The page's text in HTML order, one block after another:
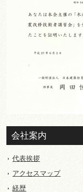
会社案内
代表挨拶
アクセスマップ
経歴